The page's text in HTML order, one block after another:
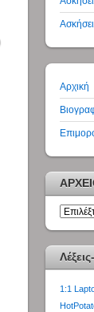
Αρχική
ΑΡΧΕΙΟ
1:1